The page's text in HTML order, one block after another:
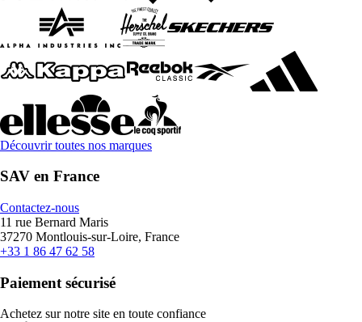
Découvrir toutes nos marques
SAV en France
Contactez-nous
11 rue Bernard Maris
37270 Montlouis-sur-Loire, France
+33 1 86 47 62 58
Paiement sécurisé
Achetez sur notre site en toute confiance